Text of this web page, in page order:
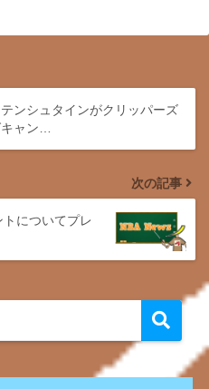
ンシュタインがクリッパーズ
キャン…
次の記事
についてプレ